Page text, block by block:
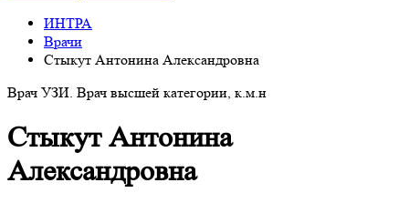
ИНТРА
Врачи
Стыкут Антонина Александровна
Врач УЗИ. Врач высшей категории, к.м.н
Стыкут Антонина
Александровна